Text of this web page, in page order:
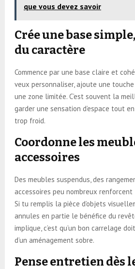
que vous devez savoir
Crée une base
du caractère
Commence par une base claire et
veux personnaliser, ajoute une
une zone limitée. C’est souvent la
garder une sensation d’espace tout
trop froid.
Coordonne les
accessoires
Des meubles suspendus, des
accessoires peu nombreux
Si tu remplis la pièce d’objets
annules en partie le bénéfice du
implique, c’est qu’un bon carrelage
d’un aménagement sobre.
Pense entretien dès